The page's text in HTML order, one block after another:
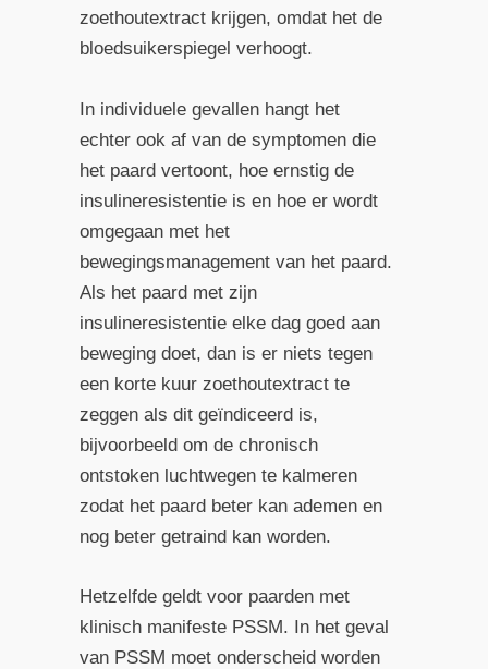
zoethoutextract krijgen, omdat het de
bloedsuikerspiegel verhoogt.
In individuele gevallen hangt het
echter ook af van de symptomen die
het paard vertoont, hoe ernstig de
insulineresistentie is en hoe er wordt
omgegaan met het
bewegingsmanagement van het paard.
Als het paard met zijn
insulineresistentie elke dag goed aan
beweging doet, dan is er niets tegen
een korte kuur zoethoutextract te
zeggen als dit geïndiceerd is,
bijvoorbeeld om de chronisch
ontstoken luchtwegen te kalmeren
zodat het paard beter kan ademen en
nog beter getraind kan worden.
Hetzelfde geldt voor paarden met
klinisch manifeste PSSM. In het geval
van PSSM moet onderscheid worden